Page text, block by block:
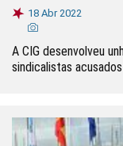
18 Abr 2022
A CIG desenvolveu
sindicalistas